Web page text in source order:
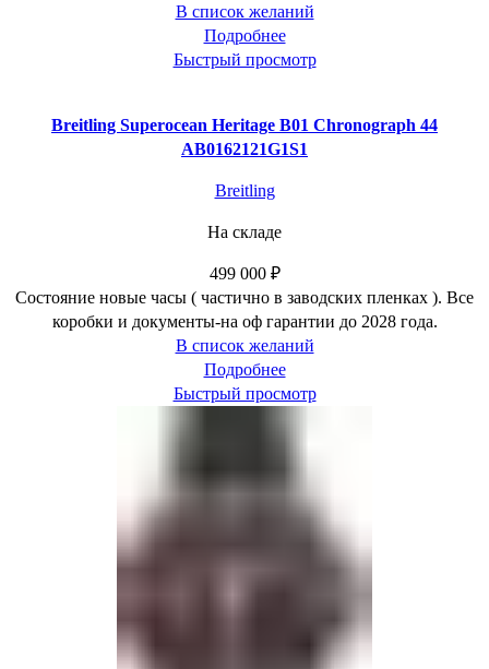
В список желаний
Подробнее
Быстрый просмотр
Breitling Superocean Heritage B01 Chronograph 44
AB0162121G1S1
Breitling
На складе
499 000 ₽
Состояние новые часы ( частично в заводских пленках ). Все
коробки и документы-на оф гарантии до 2028 года.
В список желаний
Подробнее
Быстрый просмотр